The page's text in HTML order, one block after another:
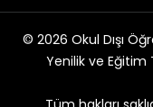
© 2026 Okul Dışı
Yenilik ve